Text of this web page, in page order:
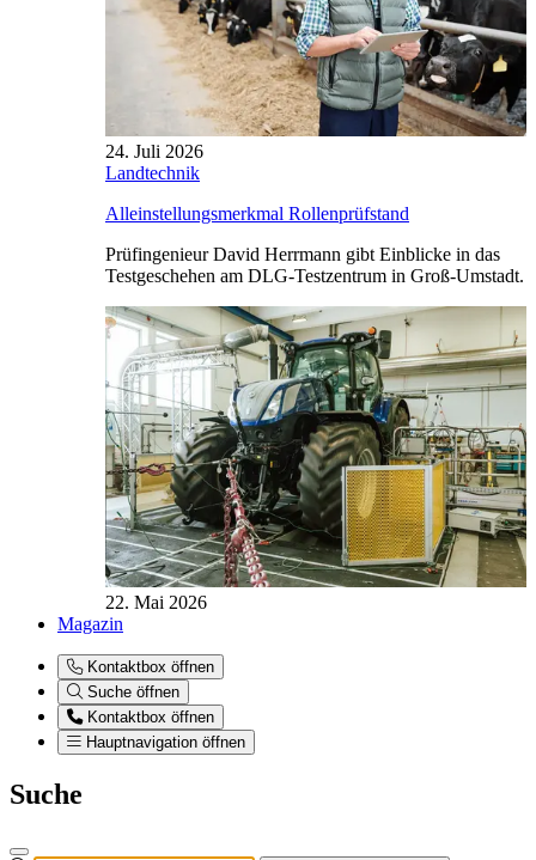
24. Juli 2026
Landtechnik
Alleinstellungsmerkmal Rollenprüfstand
Prüfingenieur David Herrmann gibt Einblicke in das
Testgeschehen am DLG-Testzentrum in Groß-Umstadt.
22. Mai 2026
Magazin
Kontaktbox öffnen
Suche öffnen
Kontaktbox öffnen
Hauptnavigation öffnen
Suche